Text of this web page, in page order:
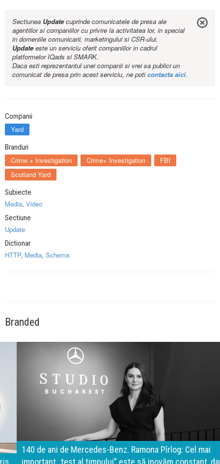
Sectiunea Updatecuprinde comunicatele de presa ale
agentiilor si companiilor cu privire la activitatea lor, in special
in domeniile comunicarii, marketingului si CSR-ului.
Updateeste un serviciu oferit companiilor in cadrul
platformelor IQads si SMARK.
Daca esti reprezentantul unei companii si vrei sa publici un
comunicat de presa prin acest serviciu, ne poticontacta aici.
Companii
Yard
Branduri
Crime + Investigation Crime+ Investigation
FBI
Scotland Yard
Subiecte
Media, Video
Sectiune
Update
Dictionar
HTTP, Media, Schema
Branded
140 de ani de Mercedes-Benz. Ramona Pîrlog: Cel mai
important „test al timpului” este să inovăm constant, dar